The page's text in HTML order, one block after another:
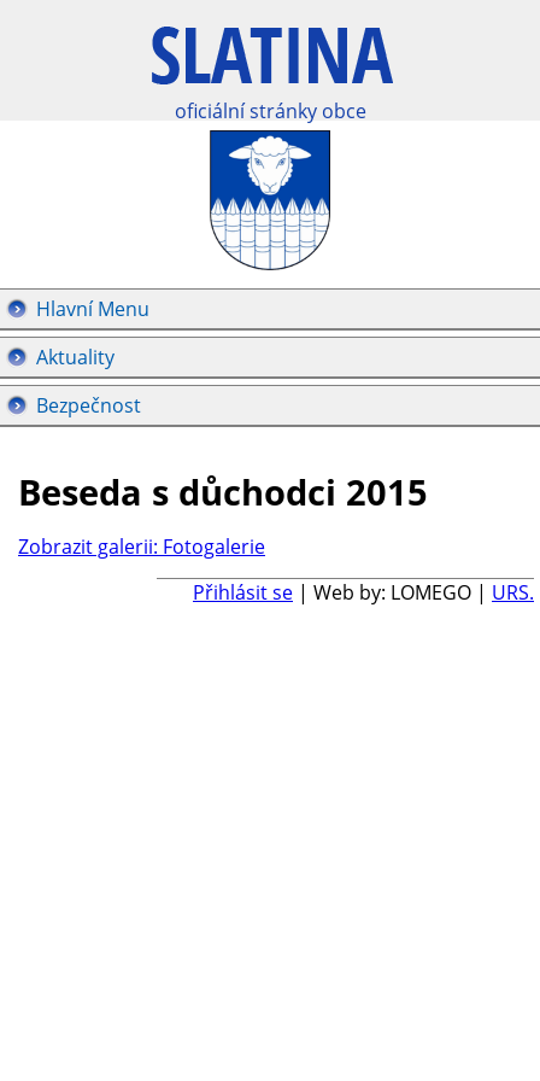
oficiální stránky obce
Hlavní Menu
Aktuality
Bezpečnost
Beseda s důchodci 2015
Zobrazit galerii: Fotogalerie
Přihlásit se | Web by: LOMEGO | URS.